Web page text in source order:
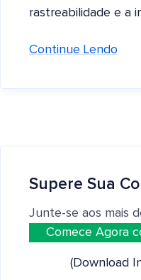
rastreabilidade e a
Continue Lendo
Supere Sua
Junte-se aos mais
Comece Agora
(Download